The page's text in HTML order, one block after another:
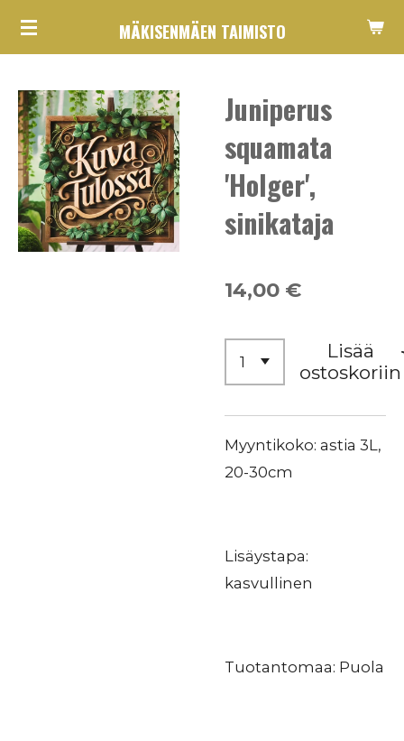
Siirry
MÄKISENMÄEN TAIMISTO
Juniperus
squamata
'Holger',
sinikataja
14,00 €
Lisää
ostoskoriin
Myyntikoko: astia 3L,
20-30cm
Lisäystapa:
kasvullinen
Tuotantomaa: Puola